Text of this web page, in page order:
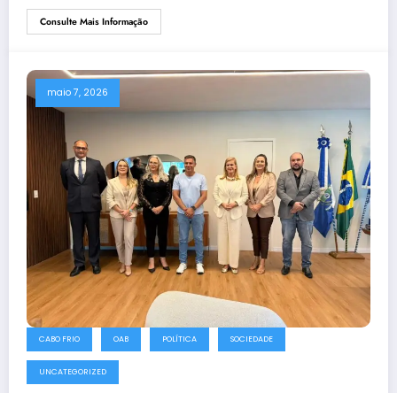
Consulte Mais Informação
maio 7, 2026
CABO FRIO OAB POLÍTICA SOCIEDADE
UNCATEGORIZED